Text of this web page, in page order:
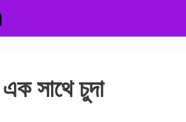
এক সাথে চুদা